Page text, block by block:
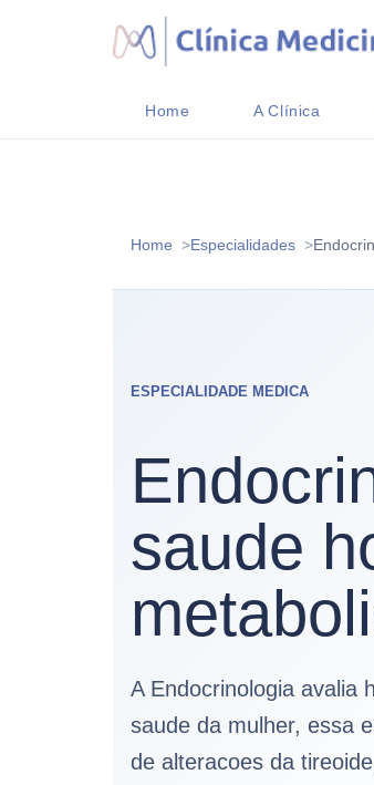
Home A Clínica
Home Especialidades
ESPECIALIDADE MEDICA
saude
A Endocrinologia avalia
saude da mulher, essa
de alteracoes da